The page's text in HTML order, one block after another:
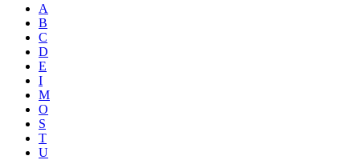
A
B
C
D
E
I
M
O
S
T
U